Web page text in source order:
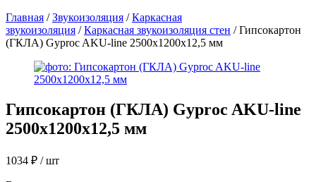
Главная /Звукоизоляция /Каркасная
звукоизоляция /Каркасная звукоизоляция стен / Гипсокартон
(ГКЛА) Gyproc AKU-line 2500х1200х12,5 мм
Гипсокартон (ГКЛА) Gyproc AKU-line
2500х1200х12,5 мм
1034 ₽ / шт